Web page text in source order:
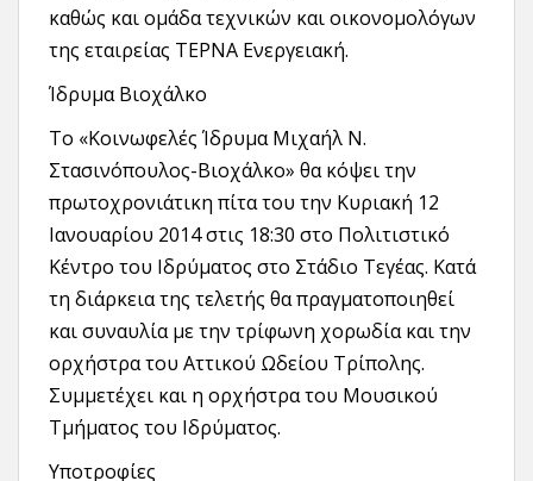
καθώς και ομάδα τεχνικών και οικονομολόγων
της εταιρείας ΤΕΡΝΑ Ενεργειακή.
Ίδρυμα Βιοχάλκο
Το «Κοινωφελές Ίδρυμα Μιχαήλ Ν.
Στασινόπουλος-Βιοχάλκο» θα κόψει την
πρωτοχρονιάτικη πίτα του την Κυριακή 12
Ιανουαρίου 2014 στις 18:30 στο Πολιτιστικό
Κέντρο του Ιδρύματος στο Στάδιο Τεγέας. Κατά
τη διάρκεια της τελετής θα πραγματοποιηθεί
και συναυλία με την τρίφωνη χορωδία και την
ορχήστρα του Αττικού Ωδείου Τρίπολης.
Συμμετέχει και η ορχήστρα του Μουσικού
Τμήματος του Ιδρύματος.
Υποτροφίες